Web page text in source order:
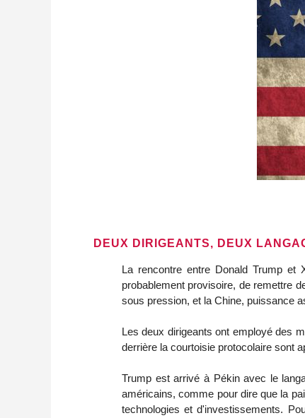
DEUX DIRIGEANTS, DEUX
La rencontre entre Donald Trump et
probablement provisoire, de remettre
sous pression, et la Chine, puissance
Les deux dirigeants ont employé des
derrière la courtoisie protocolaire sont
Trump est arrivé à Pékin avec le
américains, comme pour dire que la
technologies et d'investissements.